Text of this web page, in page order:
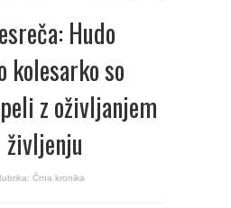
Hudo
kolesarko so
z oživljanjem
Črna kronika